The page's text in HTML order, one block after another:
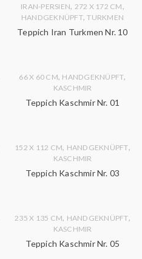
IRAN-PERSIEN, 272 X 172 CM,
HANDGEKNÜPFT,TURKMEN
Teppich Iran Turkmen Nr. 10
66 X 60 CM, HANDGEKNÜPFT,
KASCHMIR
Teppich Kaschmir Nr. 01
152 X 112 CM, HANDGEKNÜPFT,
KASCHMIR
Teppich Kaschmir Nr. 03
235 X 135 CM, HANDGEKNÜPFT,
KASCHMIR
Teppich Kaschmir Nr. 05